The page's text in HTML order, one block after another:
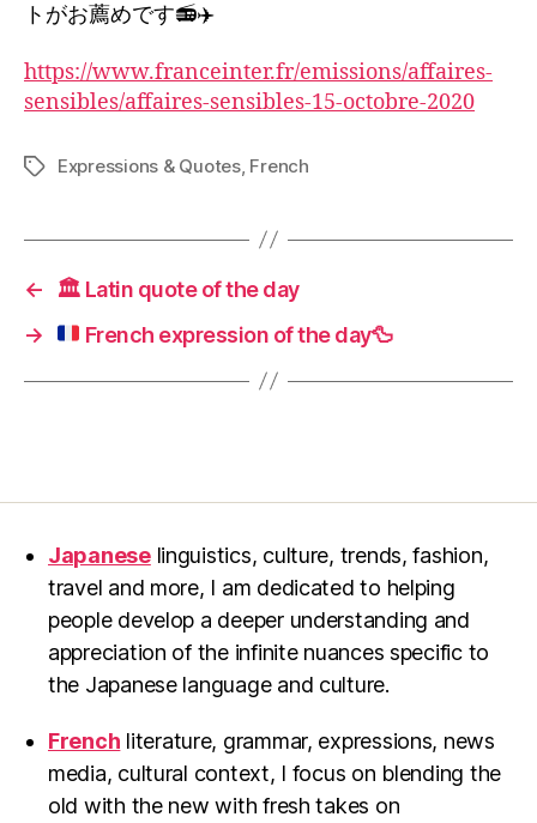
トがお薦めです📻✈️
https://www.franceinter.fr/emissions/affaires-
sensibles/affaires-sensibles-15-octobre-2020
TagsExpressions & Quotes, French
←
🏛 Latin quote of the day
→
French expression of the day🦆
Japaneselinguistics, culture, trends, fashion,
travel and more, I am dedicated to helping
people develop a deeper understanding and
appreciation of the infinite nuances specific to
the Japanese language and culture.
French literature, grammar, expressions, news
media, cultural context, I focus on blending the
old with the new with fresh takes on